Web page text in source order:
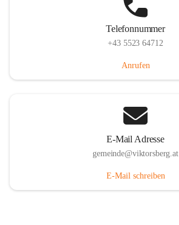
Telefonnummer
+43 5523 64712
Anrufen
E-Mail Adresse
gemeinde@viktorsberg.at
E-Mail schreiben